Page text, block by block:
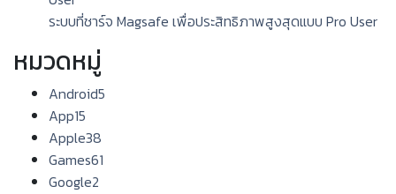
ระบบที่ชาร์จ Magsafe เพื่อประสิทธิภาพสูงสุดแบบ Pro User
หมวดหมู่
Android5
App15
Apple38
Games61
Google2